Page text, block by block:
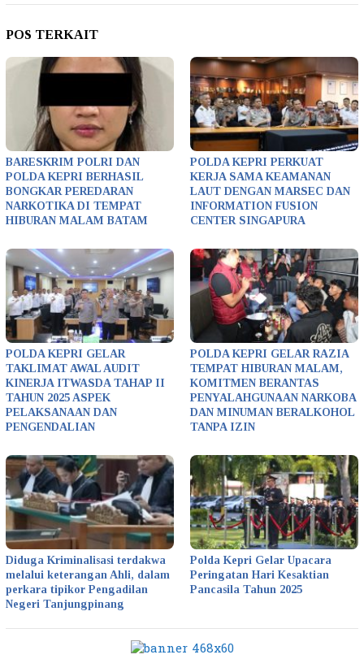
POS TERKAIT
BARESKRIM POLRI DAN
POLDA KEPRI BERHASIL
BONGKAR PEREDARAN
NARKOTIKA DI TEMPAT
HIBURAN MALAM BATAM
POLDA KEPRI PERKUAT
KERJA SAMA KEAMANAN
LAUT DENGAN MARSEC DAN
INFORMATION FUSION
CENTER SINGAPURA
POLDA KEPRI GELAR
TAKLIMAT AWAL AUDIT
KINERJA ITWASDA TAHAP II
TAHUN 2025 ASPEK
PELAKSANAAN DAN
PENGENDALIAN
POLDA KEPRI GELAR RAZIA
TEMPAT HIBURAN MALAM,
KOMITMEN BERANTAS
PENYALAHGUNAAN NARKOBA
DAN MINUMAN BERALKOHOL
TANPA IZIN
Diduga Kriminalisasi terdakwa
melalui keterangan Ahli, dalam
perkara tipikor Pengadilan
Negeri Tanjungpinang
Polda Kepri Gelar Upacara
Peringatan Hari Kesaktian
Pancasila Tahun 2025